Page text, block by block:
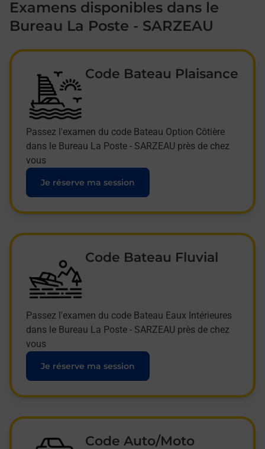
Examens disponibles dans le
Bureau La Poste - SARZEAU
Code Bateau Plaisance
Passez l'examen du code Bateau Option Côtière
dans le Bureau La Poste - SARZEAU près de chez
vous
Je réserve ma session
Code Bateau Fluvial
Passez l'examen du code Bateau Eaux Intérieures
dans le Bureau La Poste - SARZEAU près de chez
vous
Je réserve ma session
Code Auto/Moto